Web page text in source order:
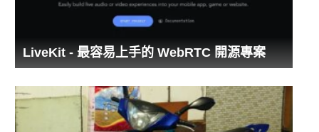
LiveKit - 最容易上手的 WebRTC 開源專案